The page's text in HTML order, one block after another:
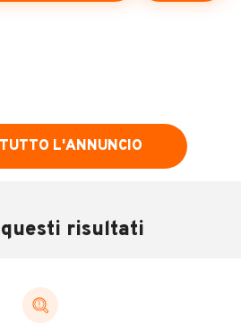
L'ANNUNCIO
questi risultati